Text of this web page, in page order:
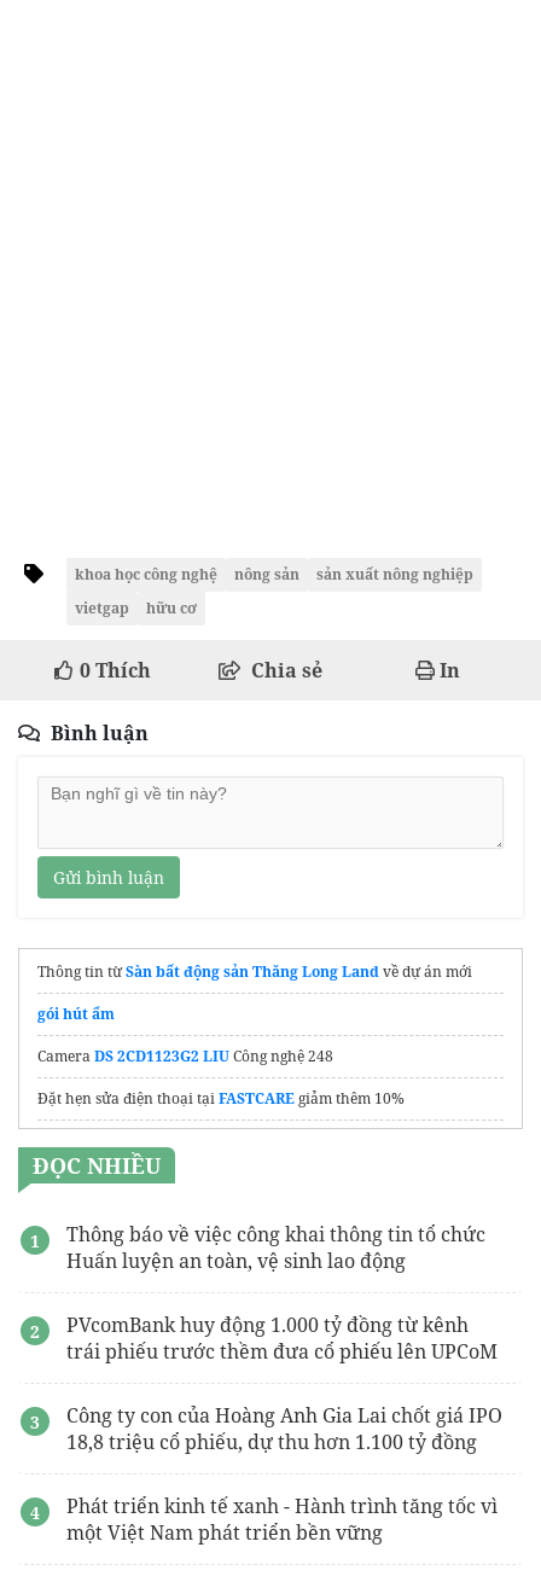
khoa học công nghệ nông sản
sản xuất nông nghiệp
vietgap
hữu cơ
0Thích Chia sẻ In
Bình luận
Gửi bình luận
Thông tin từSàn bất động sản Thăng Long Landvề dự án mới
gói hút ẩm
CameraDS 2CD1123G2 LIUCông nghệ 248
Đặt hẹn sửa điện thoại tạiFASTCAREgiảm thêm 10%
ĐỌC NHIỀU
Thông báo về việc công khai thông tin tổ chức
Huấn luyện an toàn, vệ sinh lao động
PVcomBank huy động 1.000 tỷ đồng từ kênh
trái phiếu trước thềm đưa cổ phiếu lên UPCoM
Công ty con của Hoàng Anh Gia Lai chốt giá IPO
18,8 triệu cổ phiếu, dự thu hơn 1.100 tỷ đồng
Phát triển kinh tế xanh - Hành trình tăng tốc vì
một Việt Nam phát triển bền vững